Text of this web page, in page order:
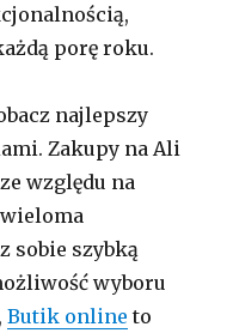
porę roku.
najlepszy
Zakupy na Ali
względu na
sobie szybką
wyboru
Butik online to